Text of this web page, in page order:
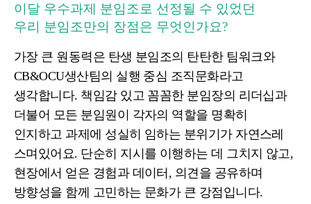
이달 우수과제 분임조로 선정될 수 있었던
우리 분임조만의 장점은 무엇인가요?
가장 큰 원동력은 탄생 분임조의 탄탄한 팀워크와
CB&OCU생산팀의 실행 중심 조직문화라고
생각합니다. 책임감 있고 꼼꼼한 분임장의 리더십과
더불어 모든 분임원이 각자의 역할을 명확히
인지하고 과제에 성실히 임하는 분위기가 자연스레
스며있어요. 단순히 지시를 이행하는 데 그치지 않고,
현장에서 얻은 경험과 데이터, 의견을 공유하며
방향성을 함께 고민하는 문화가 큰 강점입니다.